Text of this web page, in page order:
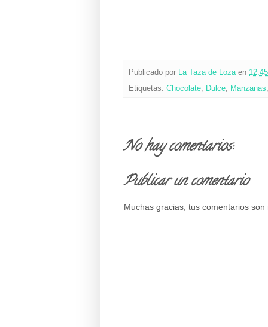
Publicado por La Taza de Loza en 12:45
Etiquetas: Chocolate, Dulce, Manzanas
No hay comentarios:
Publicar un comentario
Muchas gracias, tus comentarios